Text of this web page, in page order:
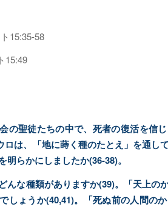
15:35-58
15:49
の聖徒たちの中で、死者の復活を信
ロは、「地に蒔く種のたとえ」を通し
明らかにしましたか(36-38)。
んな種類がありますか(39)。「天上の
しょうか(40,41)。「死ぬ前の人間の